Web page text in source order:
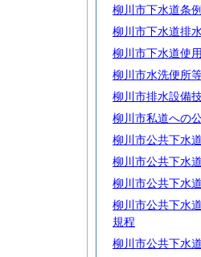
柳川市下水道条
柳川市下水道排
柳川市下水道使
柳川市水洗便所
柳川市排水設備
柳川市私道への
柳川市公共下水
柳川市公共下水
柳川市公共下水
柳川市公共下水
規程
柳川市公共下水